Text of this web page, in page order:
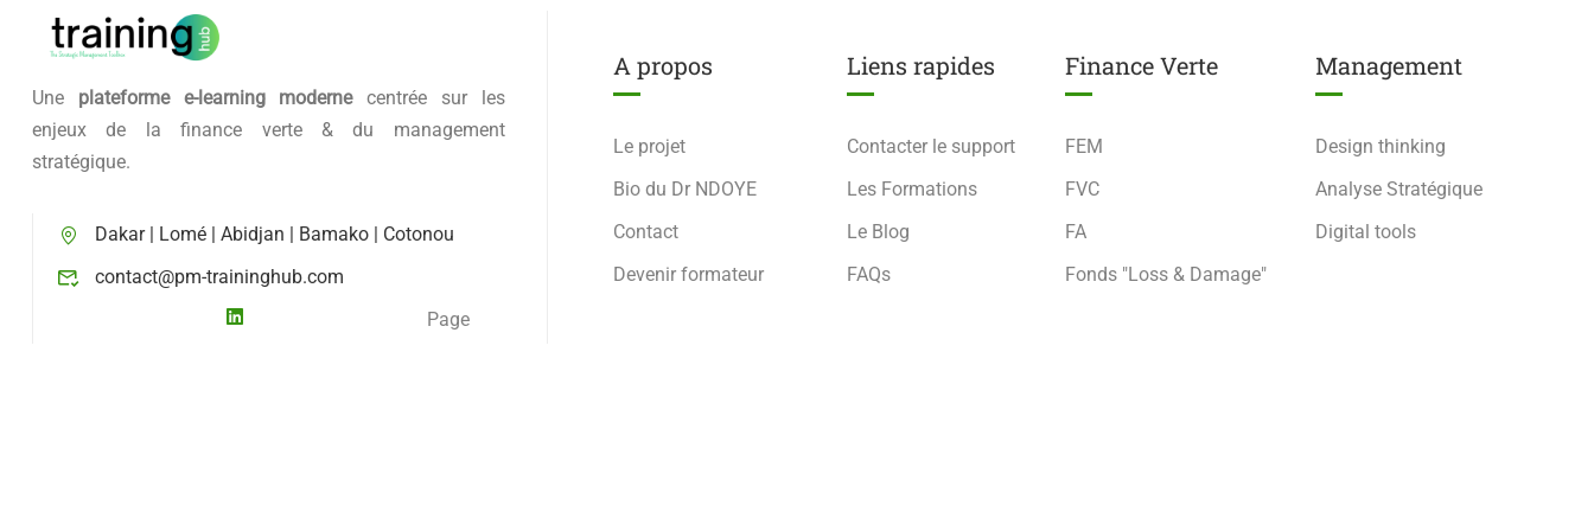
Une plateforme e-learning modernecentrée sur les
enjeux de la finance verte & du management
stratégique.
Dakar | Lomé | Abidjan | Bamako | Cotonou
contact@pm-traininghub.com
Page
A propos
Le projet
Bio du Dr NDOYE
Contact
Devenir formateur
Liens rapides
Contacter le support
Les Formations
Le Blog
FAQs
Finance Verte
FEM
FVC
FA
Fonds "Loss & Damage"
Management
Design thinking
Analyse Stratégique
Digital tools